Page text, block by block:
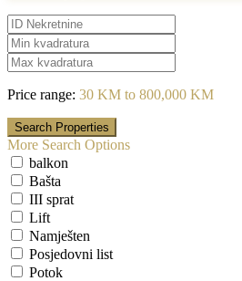
Price range: 30 KM to 800,000 KM
More Search Options
balkon
Bašta
III sprat
Lift
Namješten
Posjedovni list
Potok